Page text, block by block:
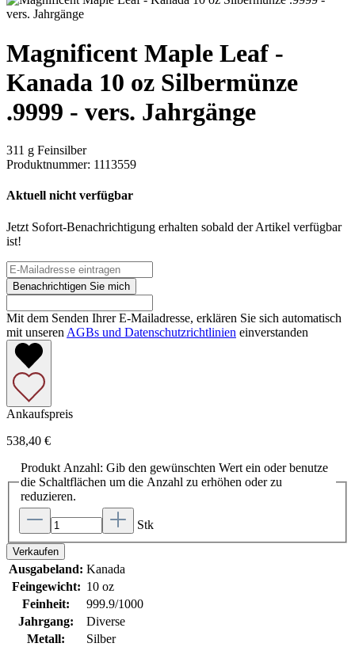
Magnificent Maple Leaf -
Kanada 10 oz Silbermünze
.9999 - vers. Jahrgänge
311 g Feinsilber
Produktnummer: 1113559
Aktuell nicht verfügbar
Jetzt Sofort-Benachrichtigung erhalten sobald der Artikel verfügbar
ist!
Benachrichtigen Sie mich
Mit dem Senden Ihrer E-Mailadresse, erklären Sie sich automatisch
mit unseren AGBs und Datenschutzrichtlinien einverstanden
Ankaufspreis
538,40 €
Produkt Anzahl: Gib den gewünschten Wert ein oder benutze
die Schaltflächen um die Anzahl zu erhöhen oder zu
reduzieren.
Stk
Verkaufen
Ausgabeland: Kanada
Feingewicht: 10 oz
Feinheit:
999.9/1000
Jahrgang:
Diverse
Metall:
Silber